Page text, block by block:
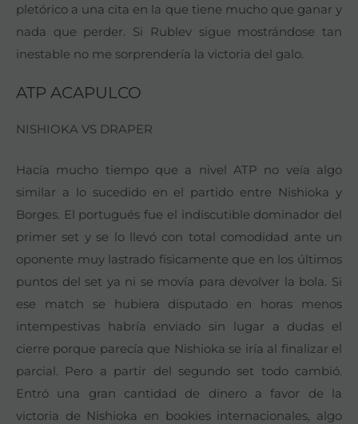
pletórico a una cita en la que tiene mucho que ganar y
nada que perder. Si Rublev sigue mostrándose tan
inestable no me sorprendería la victoria del galo.
ATP ACAPULCO
NISHIOKA VS DRAPER
Hacía mucho tiempo que a nivel ATP no veía algo
similar a lo sucedido en el partido entre Nishioka y
Borges. El portugués fue el indiscutible dominador del
primer set y se lo llevó con total comodidad ante un
oponente muy lastrado físicamente que en los últimos
puntos del set ya ni se movía para devolver la bola. Si
ese match se hubiera disputado en horas menos
intempestivas habría enviado sin lugar a dudas el
cierre porque parecía que Nishioka se iría al finalizar el
parcial. Pero a partir del segundo set todo cambió.
Entró una gran cantidad de dinero a favor de la
victoria de Nishioka en bookies internacionales, algo